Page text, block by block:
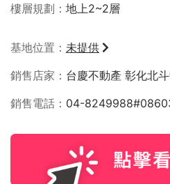
樓層規劃
地上2~2層
基地位置
未提供
銷售店家
台慶不動產 彰化北
銷售電話
04-